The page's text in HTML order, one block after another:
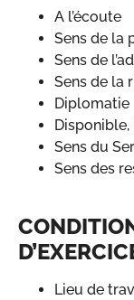
A l’écoute
Sens de la
Sens de
Sens de la
Diplomatie
Sens du
Sens des
Lieu de